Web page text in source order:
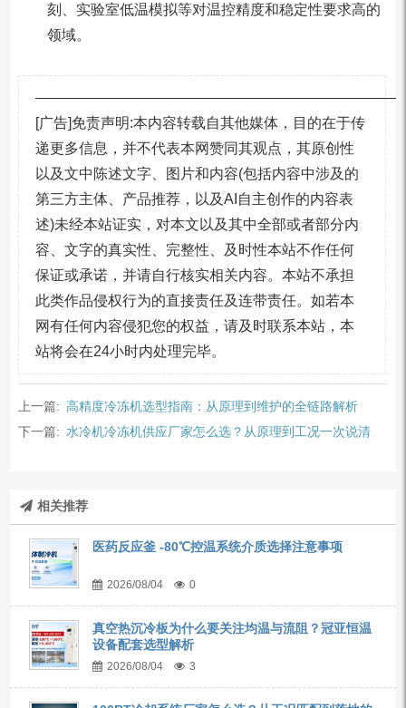
刻、实验室低温模拟等对温控精度和稳定性要求高的
领域。
[广告]免责声明:本内容转载自其他媒体，目的在于传
递更多信息，并不代表本网赞同其观点，其原创性
以及文中陈述文字、图片和内容(包括内容中涉及的
第三方主体、产品推荐，以及AI自主创作的内容表
述)未经本站证实，对本文以及其中全部或者部分内
容、文字的真实性、完整性、及时性本站不作任何
保证或承诺，并请自行核实相关内容。本站不承担
此类作品侵权行为的直接责任及连带责任。如若本
网有任何内容侵犯您的权益，请及时联系本站，本
站将会在24小时内处理完毕。
上一篇: 高精度冷冻机选型指南：从原理到维护的全链路解析
下一篇: 水冷机冷冻机供应厂家怎么选？从原理到工况一次说清
相关推荐
医药反应釜 -80℃控温系统介质选择注意事项
2026/08/04 0
真空热沉冷板为什么要关注均温与流阻？冠亚恒温
设备配套选型解析
2026/08/04 3